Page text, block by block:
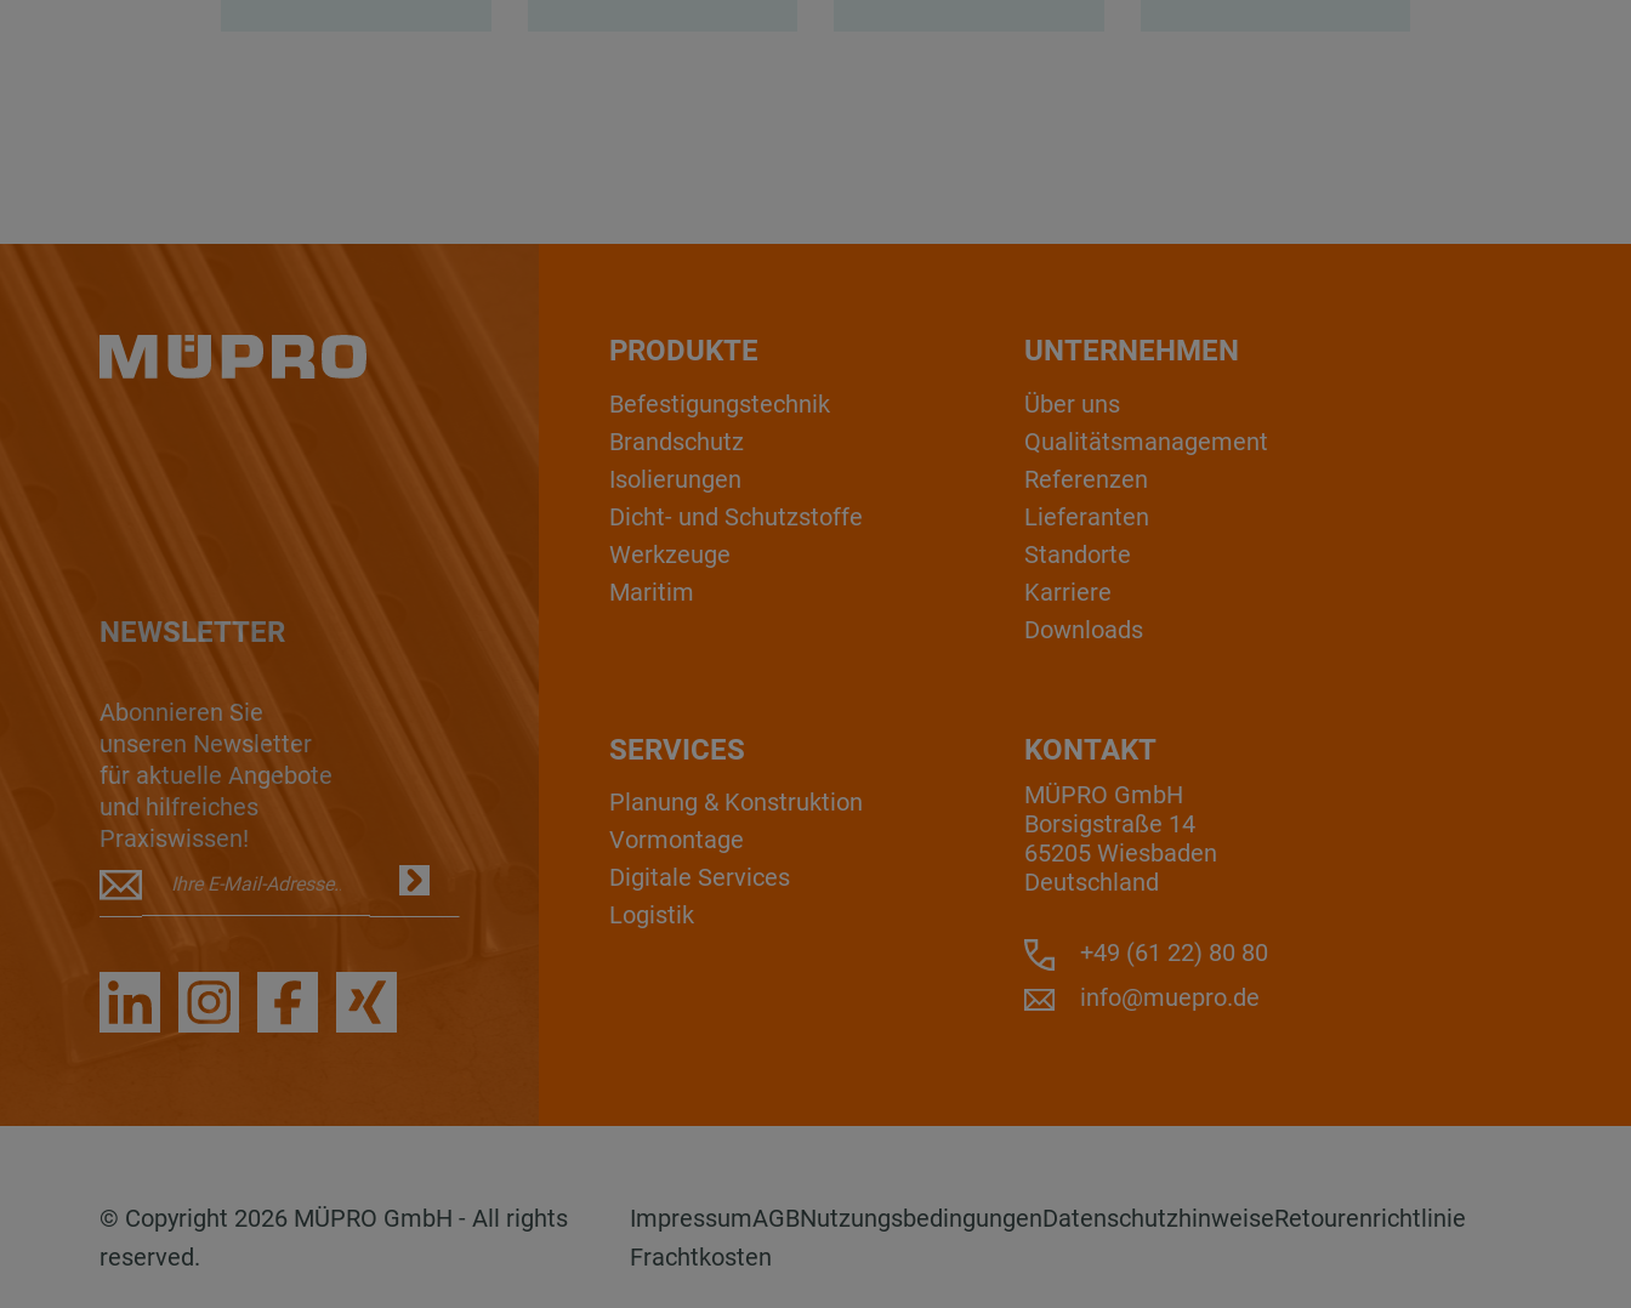
NEWSLETTER
Abonnieren Sie
unseren Newsletter
für aktuelle Angebote
und hilfreiches
Praxiswissen!
PRODUKTE
Befestigungstechnik
Brandschutz
Isolierungen
Dicht- und Schutzstoffe
Werkzeuge
Maritim
UNTERNEHMEN
Über uns
Qualitätsmanagement
Referenzen
Lieferanten
Standorte
Karriere
Downloads
KONTAKT
MÜPRO GmbH
Borsigstraße 14
65205 Wiesbaden
Deutschland
+49 (61 22) 80 80
info@muepro.de
SERVICES
Planung & Konstruktion
Vormontage
Digitale Services
Logistik
© Copyright 2026 MÜPRO GmbH - All rights
reserved.
ImpressumAGBNutzungsbedingungenDatenschutzhinweiseRetourenrichtlinie
Frachtkosten